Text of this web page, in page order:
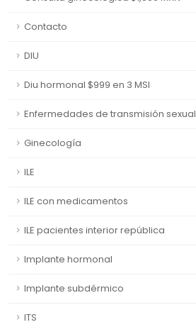
Contacto
DIU
Diu hormonal $999 en 3 MSI
Enfermedades de transmisión sexual
Ginecología
ILE
ILE con medicamentos
ILE pacientes interior república
Implante hormonal
Implante subdérmico
ITS